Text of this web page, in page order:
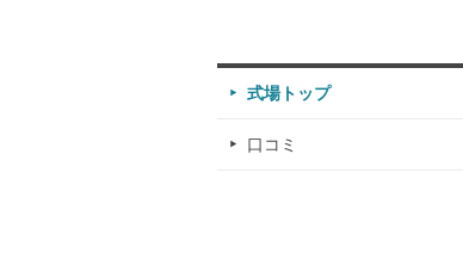
式場トップ
口コミ